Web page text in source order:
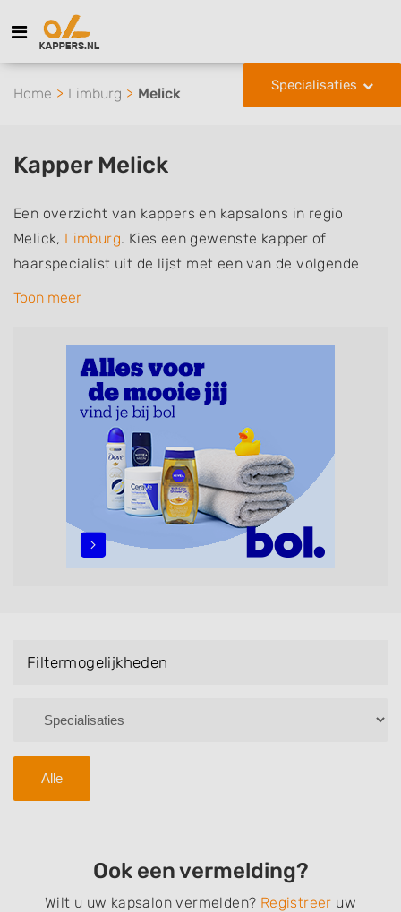
Specialisaties
Home Limburg Melick
Kapper Melick
Een overzicht van kappers en kapsalons in regio
Melick, Limburg. Kies een gewenste kapper of
haarspecialist uit de lijst met een van de volgende
specialisaties of aantekeningen: mannen of
zonder afspraak terecht kunt. De vermelde kappers
kunnen uw haren wassen, knippen, föhnen en kleuren,
maar ook helpen met extensions, balyage, invlechten,
opsteken, weave, een keratinebehandeling, een
permanent, een bruidkapsel, make-up & visagie,
epileren, schoonheidsbehandelingen, het trimmen van
een baard en pruiken. U kunt de zoekresultaten
filteren met behulp van de specialisatie filter en u
Toon meer
Filtermogelijkheden
Alle
Ook een vermelding?
Wilt u uw kapsalon vermelden? Registreer uw